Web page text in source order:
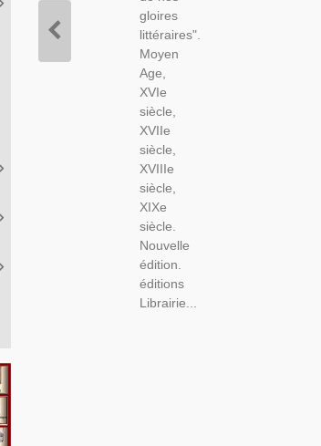
gloires
littéraires".
Moyen
Age,
XVIe
siècle,
XVIIe
siècle,
XVIIIe
siècle,
XIXe
siècle.
Nouvelle
édition.
éditions
Librairie...